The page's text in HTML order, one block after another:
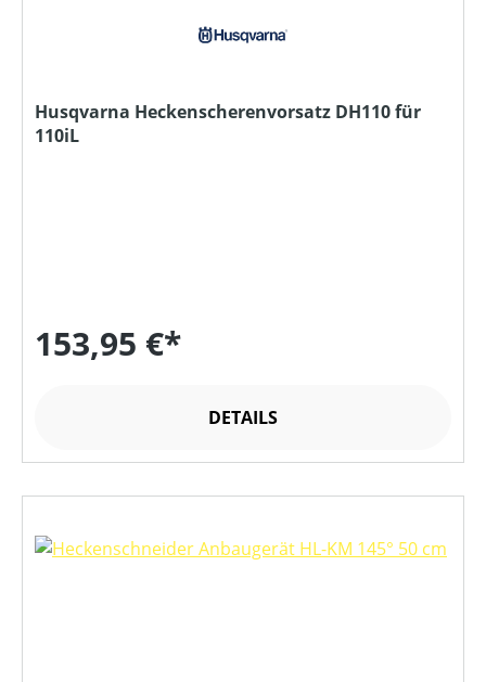
Husqvarna Heckenscherenvorsatz DH110 für
110iL
153,95 €*
DETAILS